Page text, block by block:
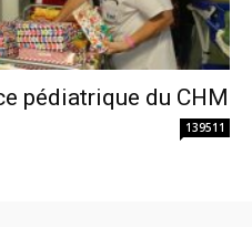
pédiatrique du CHM
139511